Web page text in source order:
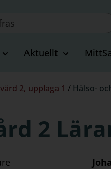
Aktuellt
2, upplaga 1 / Hälso-
2